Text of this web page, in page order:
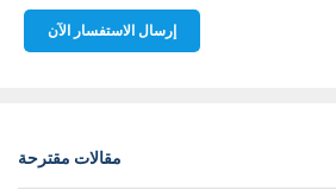
إرسال الاستفسار الآن
مقالات مقترحة